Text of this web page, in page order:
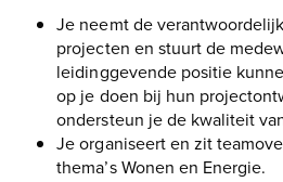
Je neemt de
projecten en stuurt de
leidinggevende positie
op je doen bij hun
ondersteun je de kwaliteit
Je organiseert en zit
thema’s Wonen en Energie.